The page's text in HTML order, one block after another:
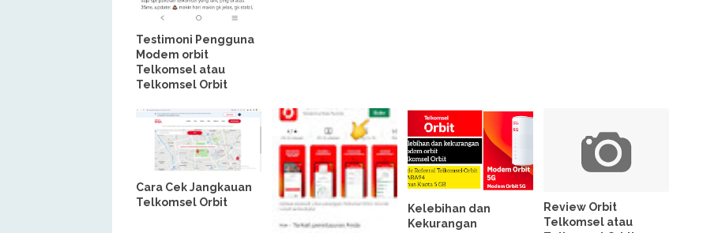
Testimoni Pengguna
Modem orbit
Telkomsel atau
Telkomsel Orbit
Cara Cek Jangkauan
Telkomsel Orbit
Kelebihan dan
Kekurangan
Review Orbit
Telkomsel atau